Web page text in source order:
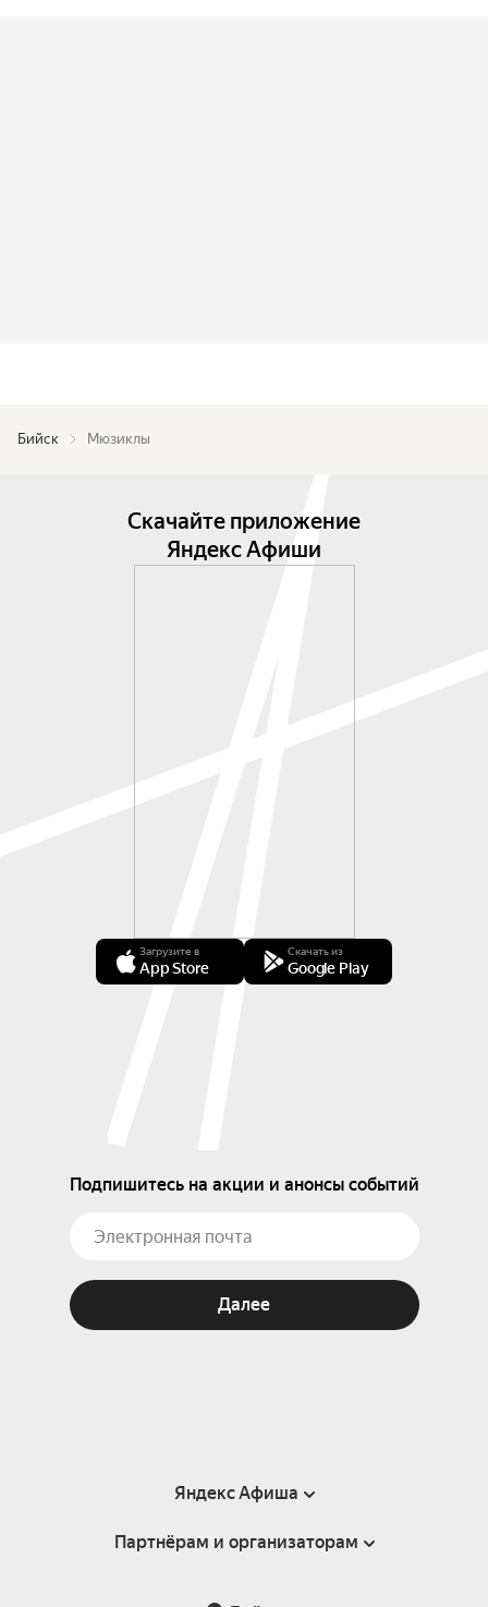
Бийск Мюзиклы
Скачайте приложение
Яндекс Афиши
Загрузите в
App Store
Скачать из
Google Play
Подпишитесь на акции и анонсы событий
Далее
Яндекс Афиша
Справка
Партнёрам и организаторам